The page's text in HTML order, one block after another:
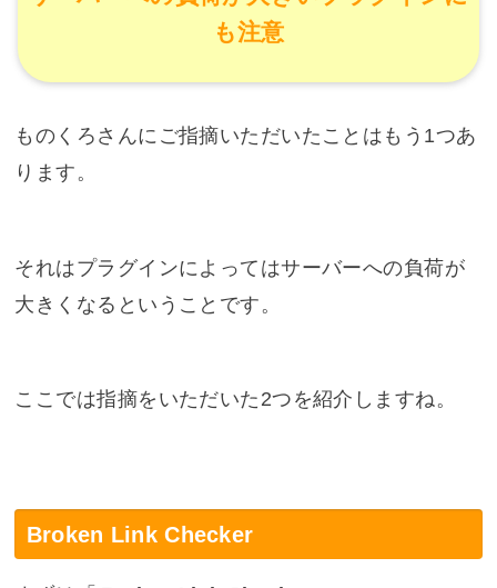
も注意
ものくろさんにご指摘いただいたことはもう1つあ
ります。
それはプラグインによってはサーバーへの負荷が
大きくなるということです。
ここでは指摘をいただいた2つを紹介しますね。
Broken Link Checker